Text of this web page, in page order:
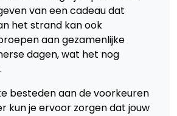
van een cadeau dat
het strand kan ook
aan gezamenlijke
dagen, wat het nog
besteden aan de voorkeuren
kun je ervoor zorgen dat jouw